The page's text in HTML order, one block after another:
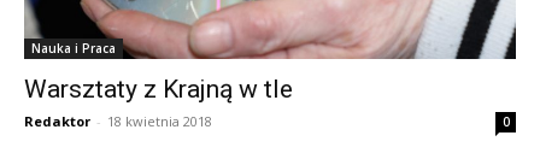
Nauka i Praca
Warsztaty z Krajną w tle
Redaktor - 18 kwietnia 2018 0